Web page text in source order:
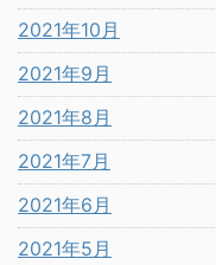
2021年10月
2021年9月
2021年8月
2021年7月
2021年6月
2021年5月